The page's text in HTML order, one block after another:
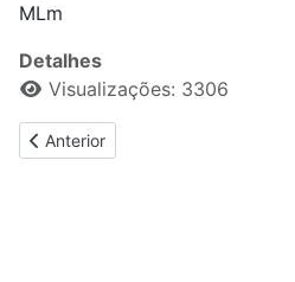
MLm
Detalhes
Visualizações: 3306
Artigo anterior: Caldo verde Douro
Anterior